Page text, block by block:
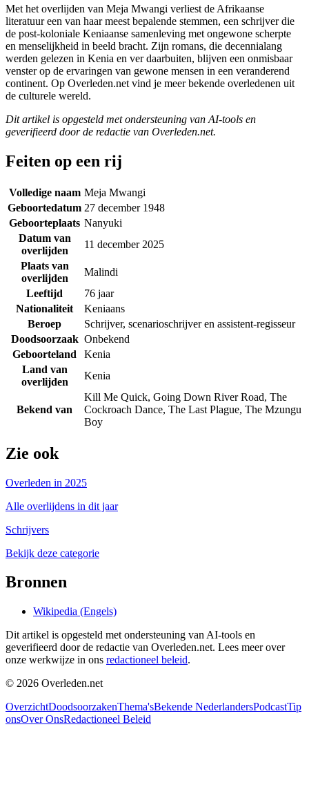
Met het overlijden van Meja Mwangi verliest de Afrikaanse
literatuur een van haar meest bepalende stemmen, een schrijver die
de post-koloniale Keniaanse samenleving met ongewone scherpte
en menselijkheid in beeld bracht. Zijn romans, die decennialang
werden gelezen in Kenia en ver daarbuiten, blijven een onmisbaar
venster op de ervaringen van gewone mensen in een veranderend
continent. Op Overleden.net vind je meer bekende overledenen uit
de culturele wereld.
Dit artikel is opgesteld met ondersteuning van AI-tools en
geverifieerd door de redactie van Overleden.net.
Feiten op een rij
Volledige naam Meja Mwangi
Geboortedatum 27 december 1948
Geboorteplaats Nanyuki
Datum van
overlijden
11 december 2025
Plaats van
overlijden
Malindi
Leeftijd
76 jaar
Nationaliteit
Keniaans
Beroep
Schrijver, scenarioschrijver en assistent-regisseur
Doodsoorzaak Onbekend
Geboorteland
Kenia
Land van
overlijden
Kenia
Bekend van
Kill Me Quick, Going Down River Road, The
Cockroach Dance, The Last Plague, The Mzungu
Boy
Zie ook
Overleden in 2025
Alle overlijdens in dit jaar
Schrijvers
Bekijk deze categorie
Bronnen
Wikipedia (Engels)
Dit artikel is opgesteld met ondersteuning van AI-tools en
geverifieerd door de redactie van Overleden.net. Lees meer over
onze werkwijze in ons redactioneel beleid.
© 2026 Overleden.net
OverzichtDoodsoorzakenThema'sBekende NederlandersPodcastTip
onsOver OnsRedactioneel Beleid